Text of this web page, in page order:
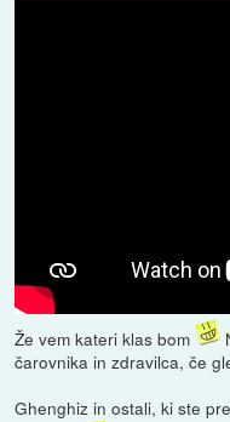
Že vem kateri klas bom
čarovnika in zdravilca, če
Ghenghiz in ostali, ki ste